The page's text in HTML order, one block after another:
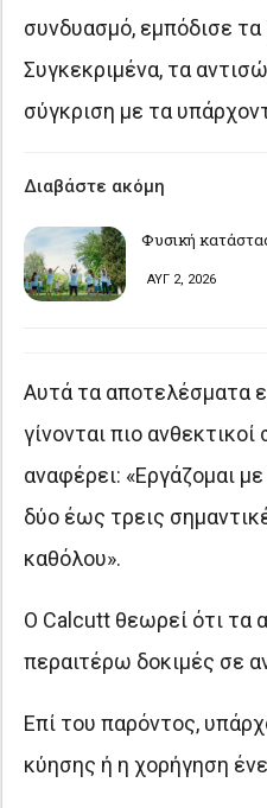
συνδυασμό, εμπόδισε
Συγκεκριμένα, τα
σύγκριση με τα
Διαβάστε ακόμη
Φυσική
ΑΥΓ 2, 2026
Αυτά τα αποτελέσματα
γίνονται πιο
αναφέρει: «Εργάζομαι
δύο έως τρεις
καθόλου».
Ο Calcutt θεωρεί ότι τα
περαιτέρω δοκιμές σε
Επί του παρόντος,
κύησης ή η χορήγηση